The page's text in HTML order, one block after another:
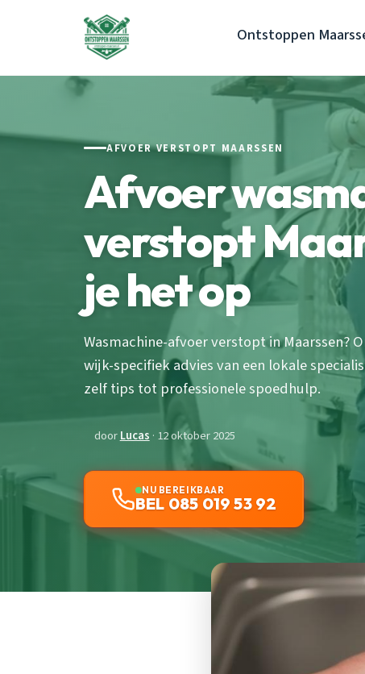
Ontstoppen
AFVOER VERSTOPT MAARSSEN
Afvoer
verstopt
je het op
Wasmachine-afvoer verstopt in Maarssen?
wijk-specifiek advies van een lokale
zelf tips tot professionele spoedhulp.
doorLucas · 12 oktober 2025
NU BEREIKBAAR
BEL 085 019 53 92